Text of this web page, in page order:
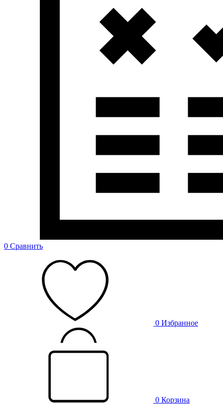
0 Сравнить
0 Избранное
0 Корзина